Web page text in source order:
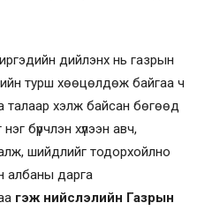
иргэдийн дийлэнх нь газрын
турш хөөцөлдөж байгаа ч
талаар хэлж байсан бөгөөд
бүрчлэн хүлээн авч,
шийдлийг тодорхойлно
албаны дарга
гэж нийслэлийн Газрын